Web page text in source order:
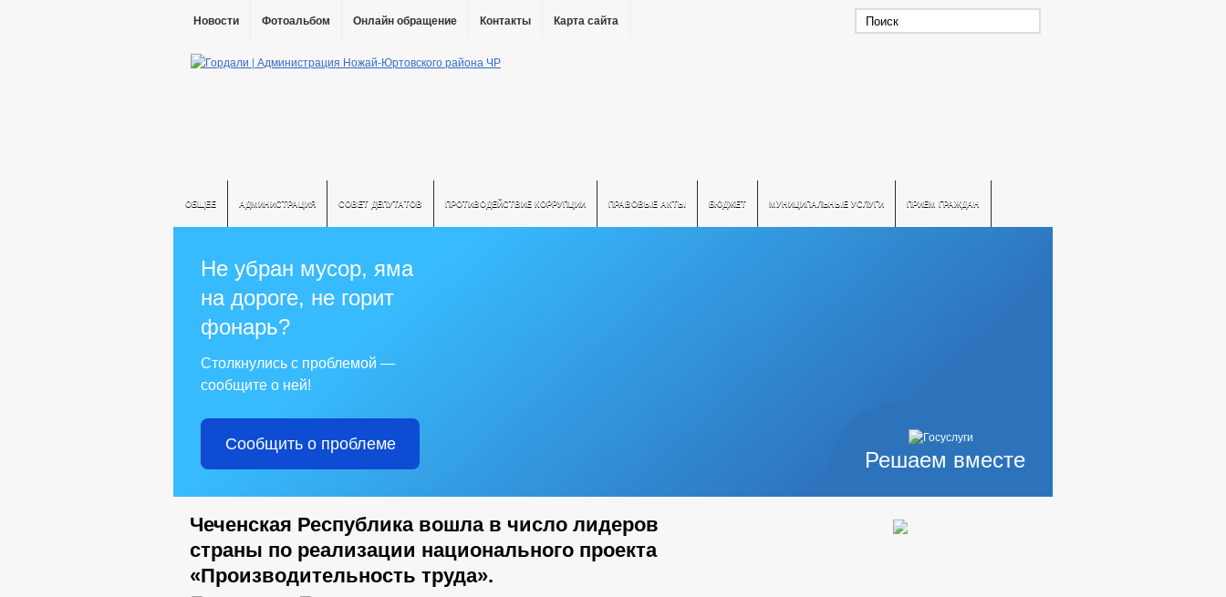
Новости Фотоальбом Онлайн обращение Контакты Карта сайта
ОБЩЕЕ АДМИНИСТРАЦИЯ СОВЕТ ДЕПУТАТОВ ПРОТИВОДЕЙСТВИЕ КОРРУПЦИИ ПРАВОВЫЕ АКТЫ БЮДЖЕТ МУНИЦИПАЛЬНЫЕ УСЛУГИ ПРИЕМ ГРАЖДАН
Решаем вместе
Не убран мусор, яма
на дороге, не горит
фонарь?
Столкнулись с проблемой —
сообщите о ней!
Сообщить о проблеме
Чеченская Республика вошла в число лидеров
страны по реализации национального проекта
«Производительность труда».